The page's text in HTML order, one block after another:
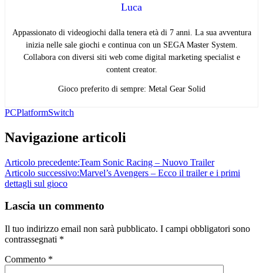
Luca
Appassionato di videogiochi dalla tenera età di 7 anni. La sua avventura
inizia nelle sale giochi e continua con un SEGA Master System.
Collabora con diversi siti web come digital marketing specialist e
content creator.
Gioco preferito di sempre: Metal Gear Solid
PCPlatformSwitch
Navigazione articoli
Articolo precedente:Team Sonic Racing – Nuovo Trailer
Articolo successivo:Marvel’s Avengers – Ecco il trailer e i primi
dettagli sul gioco
Lascia un commento
Il tuo indirizzo email non sarà pubblicato. I campi obbligatori sono
contrassegnati *
Commento *